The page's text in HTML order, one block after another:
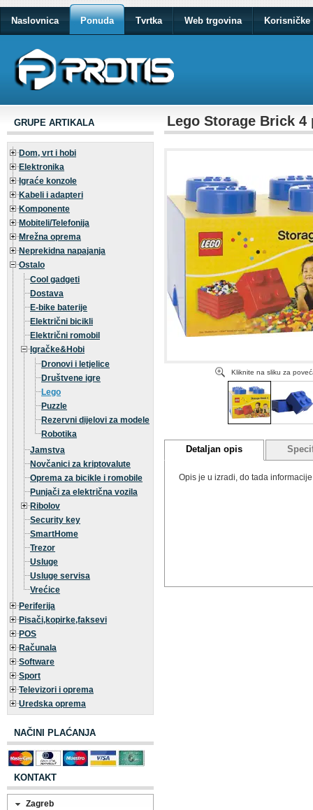
Naslovnica Ponuda Tvrtka Web trgovina Korisničke
GRUPE ARTIKALA
Dom, vrt i hobi
Elektronika
Igraće konzole
Kabeli i adapteri
Komponente
Mobiteli/Telefonija
Mrežna oprema
Neprekidna napajanja
Ostalo
Cool gadgeti
Dostava
E-bike baterije
Električni bicikli
Električni romobil
Igračke&Hobi
Dronovi i letjelice
Društvene igre
Lego
Puzzle
Rezervni dijelovi za modele
Robotika
Jamstva
Novčanici za kriptovalute
Oprema za bicikle i romobile
Punjači za električna vozila
Ribolov
Security key
SmartHome
Trezor
Usluge
Usluge servisa
Vrećice
Periferija
Pisači,kopirke,faksevi
POS
Računala
Software
Sport
Televizori i oprema
Uredska oprema
NAČINI PLAĆANJA
KONTAKT
Zagreb
Lego Storage Brick 4
Kliknite na sliku za
Detaljan opis
Opis je u izradi, do tada